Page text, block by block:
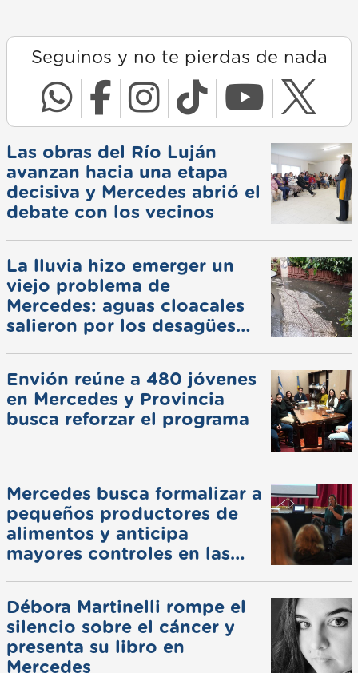
Seguinos y no te pierdas de nada
Las obras del Río Luján
avanzan hacia una etapa
decisiva y Mercedes abrió el
debate con los vecinos
La lluvia hizo emerger un
viejo problema de
Mercedes: aguas cloacales
salieron por los desagües
Envión reúne a 480 jóvenes
en Mercedes y Provincia
busca reforzar el programa
Mercedes busca formalizar a
pequeños productores de
alimentos y anticipa
mayores controles en las
Débora Martinelli rompe el
silencio sobre el cáncer y
presenta su libro en
Mercedes